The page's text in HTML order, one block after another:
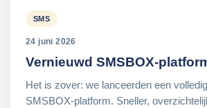
SMS
24 juni 2026
Vernieuwd SMSBOX-
Het is zover: we lanceerden een
SMSBOX-platform. Sneller,